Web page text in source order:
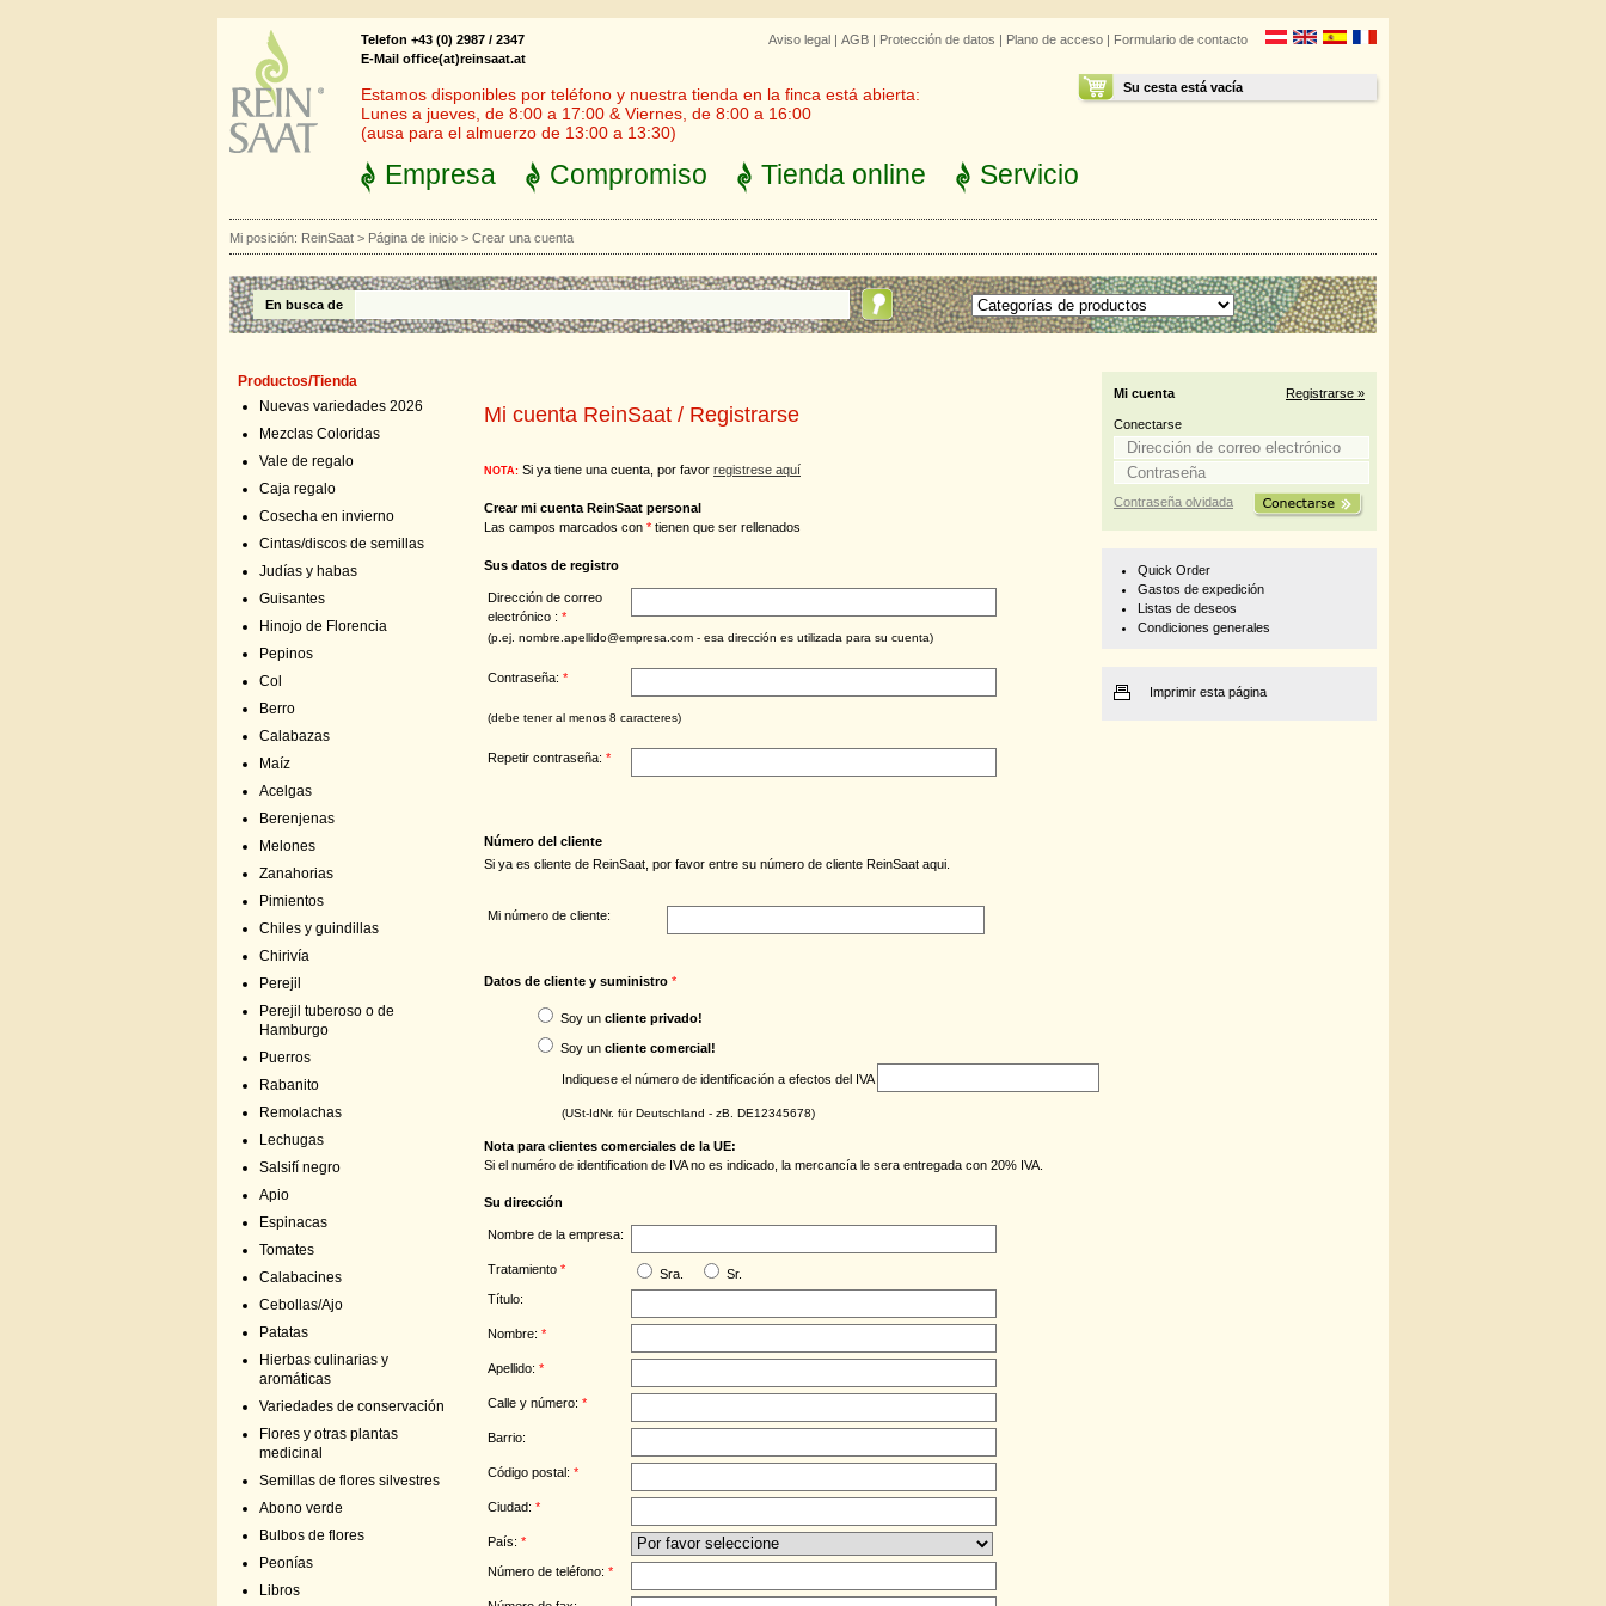
Aviso legal | AGB | Protección de datos | Plano de acceso | Formulario de contacto
Su cesta está vacía
Telefon +43 (0) 2987 / 2347
E-Mail office(at)reinsaat.at
Estamos disponibles por teléfono y nuestra tienda en la finca está abierta:
Lunes a jueves, de 8:00 a 17:00 & Viernes, de 8:00 a 16:00
(ausa para el almuerzo de 13:00 a 13:30)
Empresa Compromiso Tienda online Servicio
Mi posición: ReinSaat > Página de inicio > Crear una cuenta
En busca de
Productos/Tienda
Nuevas variedades 2026
Mezclas Coloridas
Vale de regalo
Caja regalo
Cosecha en invierno
Cintas/discos de semillas
Judías y habas
Guisantes
Hinojo de Florencia
Pepinos
Col
Berro
Calabazas
Maíz
Acelgas
Berenjenas
Melones
Zanahorias
Pimientos
Chiles y guindillas
Chirivía
Perejil
Perejil tuberoso o de
Hamburgo
Puerros
Rabanito
Remolachas
Lechugas
Salsifí negro
Apio
Espinacas
Tomates
Calabacines
Cebollas/Ajo
Patatas
Hierbas culinarias y
aromáticas
Variedades de conservación
Flores y otras plantas
medicinal
Semillas de flores silvestres
Abono verde
Bulbos de flores
Peonías
Libros
Mi cuenta ReinSaat / Registrarse
NOTA: Si ya tiene una cuenta, por favor registrese aquí
Crear mi cuenta ReinSaat personal
Las campos marcados con * tienen que ser rellenados
Sus datos de registro
Dirección de correo
electrónico : *
(p.ej. nombre.apellido@empresa.com - esa dirección es utilizada para su cuenta)
Contraseña: *
(debe tener al menos 8 caracteres)
Repetir contraseña: *
Número del cliente
Si ya es cliente de ReinSaat, por favor entre su número de cliente ReinSaat aqui.
Mi número de cliente:
Datos de cliente y suministro *
Soy un cliente privado!
Soy un cliente comercial!
Indiquese el número de identificación a efectos del IVA
(USt-IdNr. für Deutschland - zB. DE12345678)
Nota para clientes comerciales de la UE:
Si el numéro de identification de IVA no es indicado, la mercancía le sera entregada con 20% IVA.
Su dirección
Nombre de la empresa:
Tratamiento * Sra.
Sr.
Título:
Nombre: *
Apellido: *
Calle y número: *
Barrio:
Código postal: *
Ciudad: *
País: *
Número de teléfono: *
Mi cuenta Registrarse »
Conectarse
Contraseña olvidada
Quick Order
Gastos de expedición
Listas de deseos
Condiciones generales
Imprimir esta página